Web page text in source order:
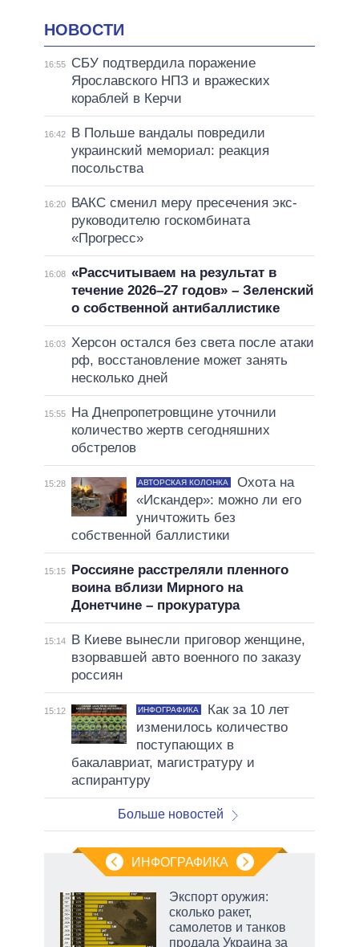
НОВОСТИ
16:55
СБУ подтвердила поражение
Ярославского НПЗ и вражеских
кораблей в Керчи
16:42
В Польше вандалы повредили
украинский мемориал: реакция
посольства
16:20
ВАКС сменил меру пресечения экс-
руководителю госкомбината
«Прогресс»
16:08 «Рассчитываем на результат в
течение 2026–27 годов» – Зеленский
о собственной антибаллистике
16:03 Херсон остался без света после атаки
рф, восстановление может занять
несколько дней
15:55
На Днепропетровщине уточнили
количество жертв сегодняшних
обстрелов
15:28 АВТОРСКАЯ КОЛОНКА
Охота на
«Искандер»: можно ли его
уничтожить без
собственной баллистики
15:15
Россияне расстреляли пленного
воина вблизи Мирного на
Донетчине – прокуратура
15:14
В Киеве вынесли приговор женщине,
взорвавшей авто военного по заказу
россиян
15:12 ИНФОГРАФИКА
Как за 10 лет
изменилось количество
поступающих в
бакалавриат, магистратуру и
аспирантуру
Больше новостей
ИНФОГРАФИКА
Экспорт оружия:
сколько ракет,
самолетов и танков
продала Украина за